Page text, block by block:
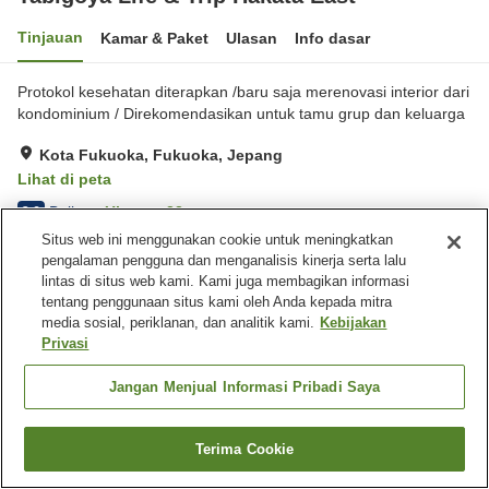
Tinjauan Kamar & Paket Ulasan Info dasar
Protokol kesehatan diterapkan /baru saja merenovasi interior dari
kondominium / Direkomendasikan untuk tamu grup dan keluarga
Kota Fukuoka, Fukuoka, Jepang
Lihat di peta
3.6 Baik Ulasan:33
Fasilitas properti
Ruang serbaguna
Beranda Jepang Fukuoka
Kota Fukuoka
Tabigoya Life & Trip Hakata East
Cari kamar
Situs web ini menggunakan cookie untuk meningkatkan
pengalaman pengguna dan menganalisis kinerja serta lalu
lintas di situs web kami. Kami juga membagikan informasi
tentang penggunaan situs kami oleh Anda kepada mitra
media sosial, periklanan, dan analitik kami. Kebijakan
Privasi
Jangan Menjual Informasi Pribadi Saya
Terima Cookie